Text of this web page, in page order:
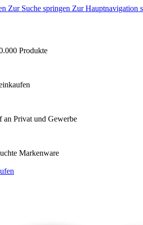
Zur Suche springen Zur Hauptnavigation
Produkte
an Privat und Gewerbe
Markenware